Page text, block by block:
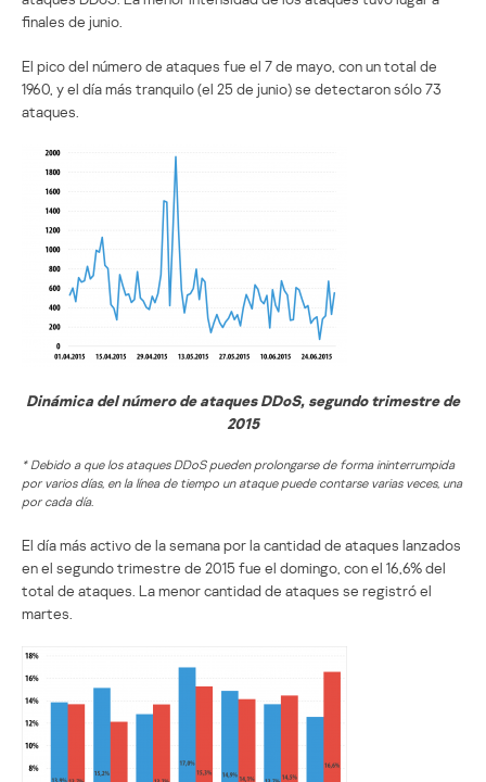
finales de junio.
El pico del número de ataques fue el 7 de mayo, con un total de
1960, y el día más tranquilo (el 25 de junio) se detectaron sólo 73
ataques.
Dinámica del número de ataques DDoS, segundo trimestre de
2015
* Debido a que los ataques DDoS pueden prolongarse de forma ininterrumpida
por varios días, en la línea de tiempo un ataque puede contarse varias veces, una
por cada día.
El día más activo de la semana por la cantidad de ataques lanzados
en el segundo trimestre de 2015 fue el domingo, con el 16,6% del
total de ataques. La menor cantidad de ataques se registró el
martes.